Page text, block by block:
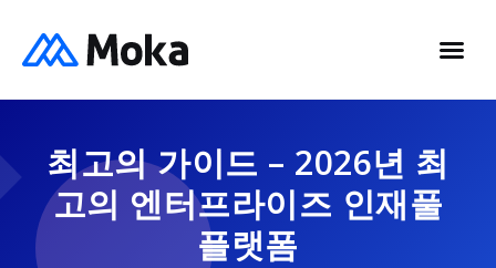
최고의 가이드 – 2026년 최
고의 엔터프라이즈 인재풀
플랫폼